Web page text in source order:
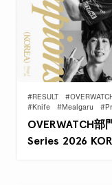
#RESULT
#Knife
#Mealgaru
OVERWATCH
Series 2026